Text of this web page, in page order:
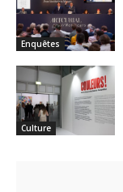
Enquêtes
Culture